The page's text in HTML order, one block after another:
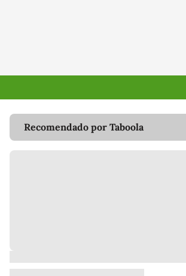
Recomendado por Taboola